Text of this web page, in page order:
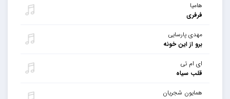
هامیا
فرفری
مهدی پارسایی
برو از این خونه
ای ام تی
قلب سیاه
همایون شجریان